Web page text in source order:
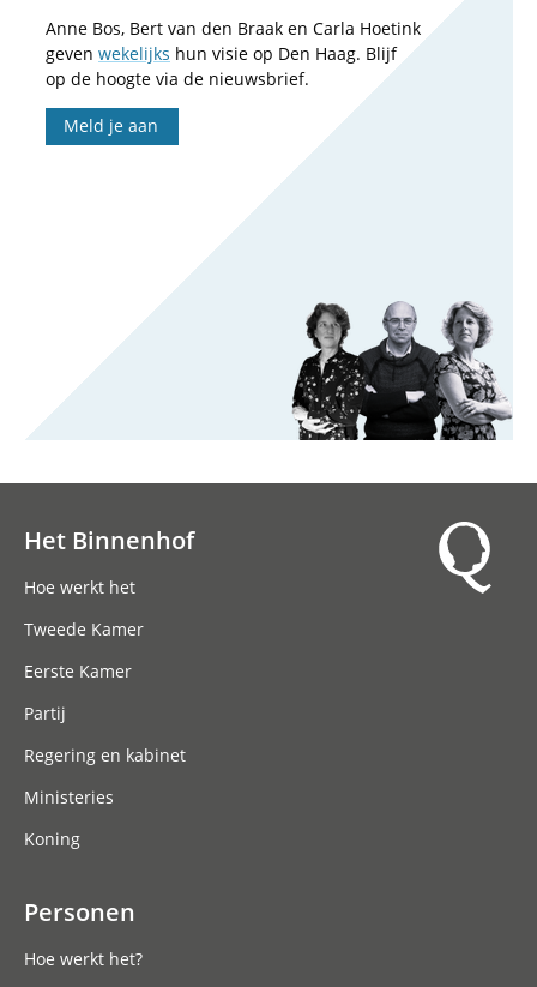
Anne Bos, Bert van den Braak en Carla Hoetink
geven wekelijks hun visie op Den Haag. Blijf
op de hoogte via de nieuwsbrief.
Meld je aan
Het Binnenhof
Hoe werkt het
Tweede Kamer
Eerste Kamer
Partij
Regering en kabinet
Ministeries
Koning
Personen
Hoe werkt het?